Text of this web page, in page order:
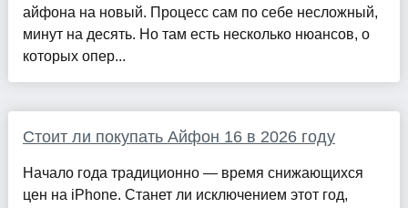
айфона на новый. Процесс сам по себе несложный,
минут на десять. Но там есть несколько нюансов, о
которых опер...
Стоит ли покупать Айфон 16 в 2026 году
Начало года традиционно — время снижающихся
цен на iPhone. Станет ли исключением этот год,